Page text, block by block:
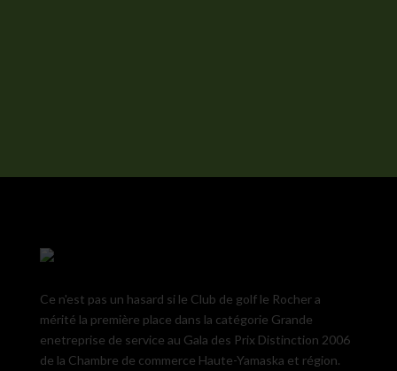
Ce n'est pas un hasard si le Club de golf le Rocher a
mérité la première place dans la catégorie Grande
enetreprise de service au Gala des Prix Distinction 2006
de la Chambre de commerce Haute-Yamaska et région.